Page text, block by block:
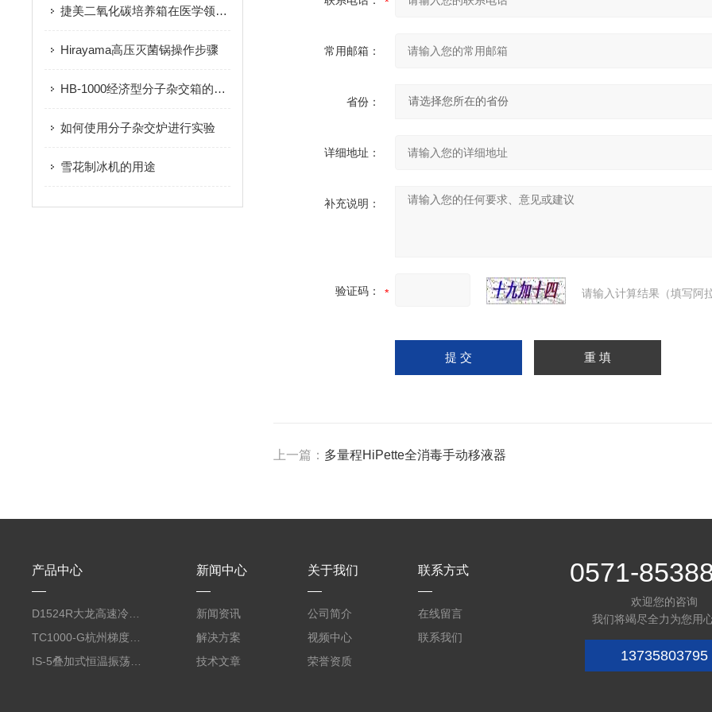
捷美二氧化碳培养箱在医学领域中的应用研究
Hirayama高压灭菌锅操作步骤
HB-1000经济型分子杂交箱的按键介绍
如何使用分子杂交炉进行实验
雪花制冰机的用途
常用邮箱：
省份：
详细地址：
补充说明：
验证码： 请输入计算结果（填写阿
上一篇： 多量程HiPette全消毒手动移液器
产品中心 新闻中心
新闻资讯
解决方案
技术文章
关于我们
公司简介
视频中心
荣誉资质
联系方式
在线留言
联系我们
0571-
欢迎您的咨询
我们将竭尽全力为您用
13735803795